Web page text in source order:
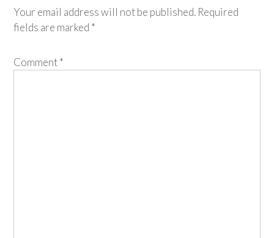
Your email address will not be published. Required
fields are marked *
Comment*